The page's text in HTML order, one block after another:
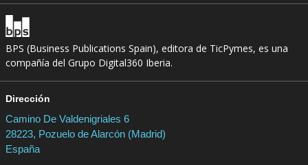
BPS (Business Publications Spain), editora de TicPymes, es una
compañía del Grupo Digital360 Iberia.
Dirección
Camino De Valdenigriales 6
28223, Pozuelo de Alarcón (Madrid)
España